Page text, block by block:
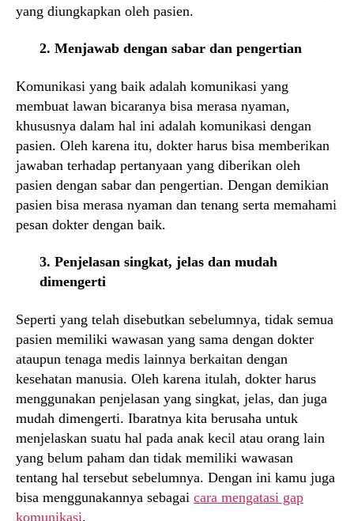
yang diungkapkan oleh pasien.
2. Menjawab dengan sabar dan pengertian
Komunikasi yang baik adalah komunikasi yang
membuat lawan bicaranya bisa merasa nyaman,
khususnya dalam hal ini adalah komunikasi dengan
pasien. Oleh karena itu, dokter harus bisa memberikan
jawaban terhadap pertanyaan yang diberikan oleh
pasien dengan sabar dan pengertian. Dengan demikian
pasien bisa merasa nyaman dan tenang serta memahami
pesan dokter dengan baik.
3. Penjelasan singkat, jelas dan mudah
dimengerti
Seperti yang telah disebutkan sebelumnya, tidak semua
pasien memiliki wawasan yang sama dengan dokter
ataupun tenaga medis lainnya berkaitan dengan
kesehatan manusia. Oleh karena itulah, dokter harus
menggunakan penjelasan yang singkat, jelas, dan juga
mudah dimengerti. Ibaratnya kita berusaha untuk
menjelaskan suatu hal pada anak kecil atau orang lain
yang belum paham dan tidak memiliki wawasan
tentang hal tersebut sebelumnya. Dengan ini kamu juga
bisa menggunakannya sebagai cara mengatasi gap
komunikasi.